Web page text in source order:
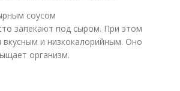
соусом
запекают под сыром. При этом
вкусным и низкокалорийным. Оно
организм.